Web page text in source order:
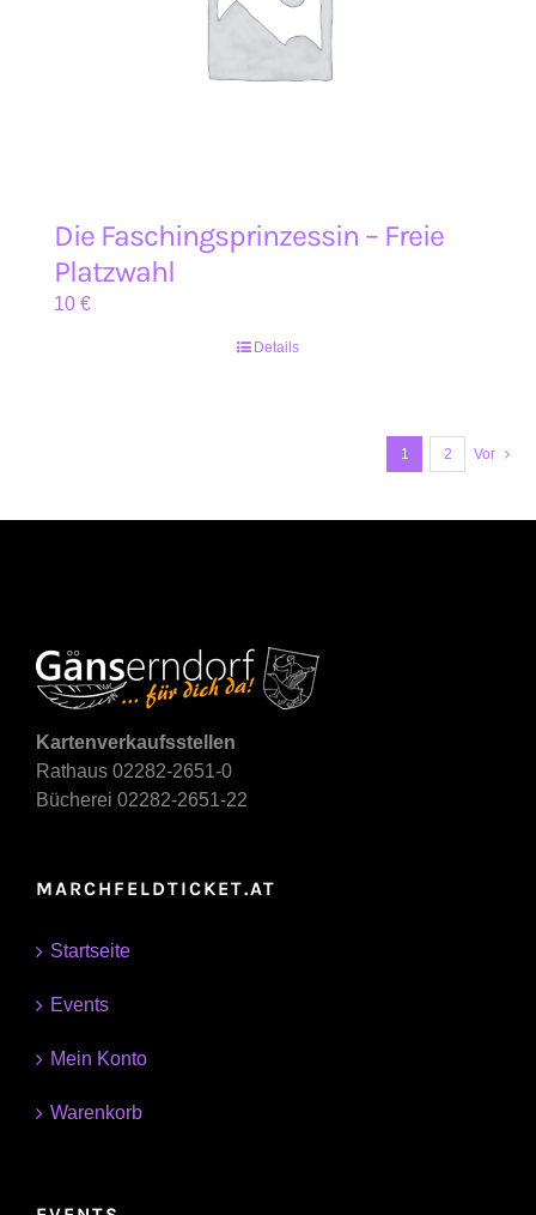
Die Faschingsprinzessin – Freie
Platzwahl
10 €
Details
1 2 Vor
Kartenverkaufsstellen
Rathaus 02282-2651-0
Bücherei 02282-2651-22
MARCHFELDTICKET.AT
Startseite
Events
Mein Konto
Warenkorb